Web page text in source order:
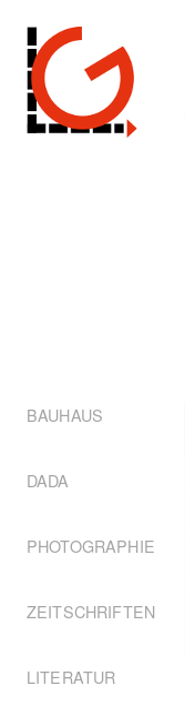
BAUHAUS
DADA
PHOTOGRAPHIE
ZEITSCHRIFTEN
LITERATUR